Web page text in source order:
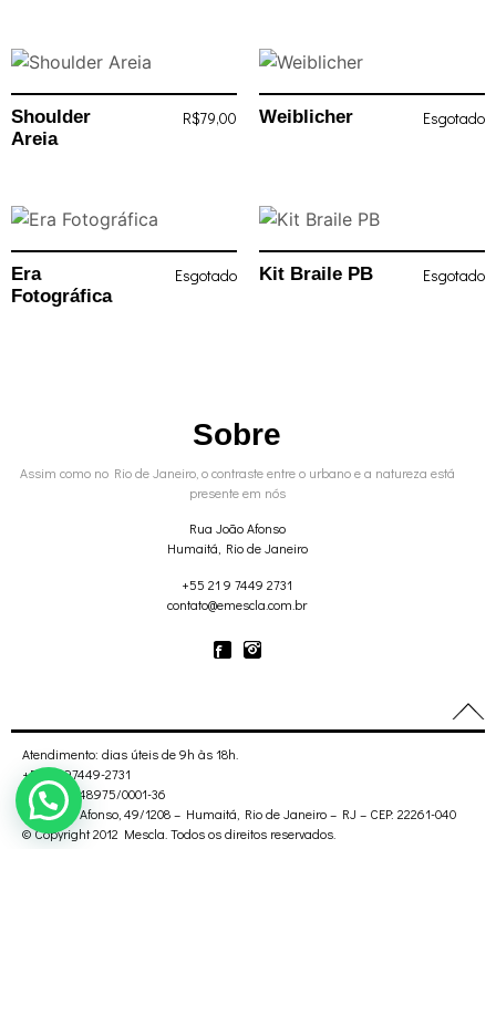
Sobre
Assim como no Rio de Janeiro, o contraste entre o urbano e a natureza está
presente em nós
Rua João Afonso
Humaitá, Rio de Janeiro
+55 21 9 7449 2731
contato@emescla.com.br
Shoulder
Areia
R$79,00 Weiblicher Esgotado
Era
Fotográfica
Esgotado Kit Braile PB Esgotado
Atendimento: dias úteis de 9h às 18h.
+55 21 97449-2731
CNPJ: 17.248.975/0001-36
Rua João Afonso, 49/1208 – Humaitá, Rio de Janeiro – RJ – CEP: 22261-040
© Copyright 2012 Mescla. Todos os direitos reservados.